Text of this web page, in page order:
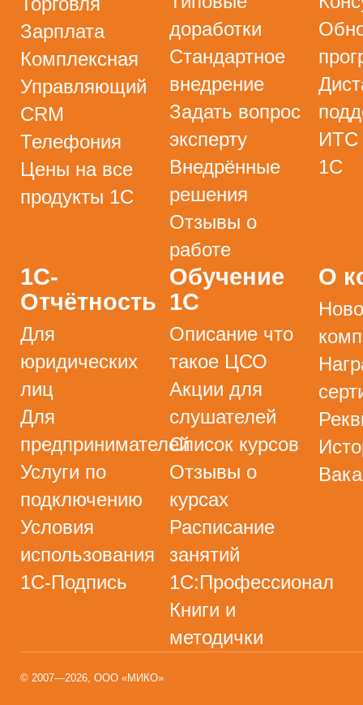
Зарплата
Комплексная
Управляющий
CRM
Телефония
Цены на все
продукты 1С
доработки
Стандартное
внедрение
Задать вопрос
эксперту
Внедрённые
решения
Отзывы о
работе
ИТС
1С
1С-
Отчётность
Для
юридических
лиц
Для
предпринимателей
Услуги по
подключению
Условия
использования
1С-Подпись
Обучение
1С
Описание что
такое ЦСО
Акции для
слушателей
Список курсов
Отзывы о
курсах
Расписание
занятий
1С:Профессионал
Книги и
методички
О
© 2007—2026, ООО «МИКО»